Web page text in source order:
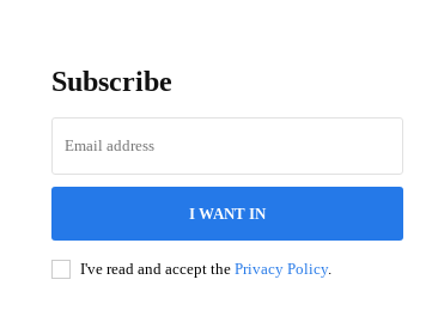
Subscribe
I WANT IN
I've read and accept the Privacy Policy.